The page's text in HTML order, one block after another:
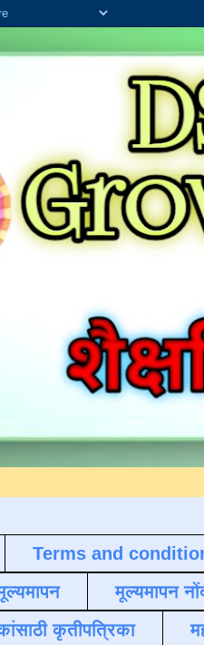
Terms and
मूल्यमापन
कृतीपत्रिका